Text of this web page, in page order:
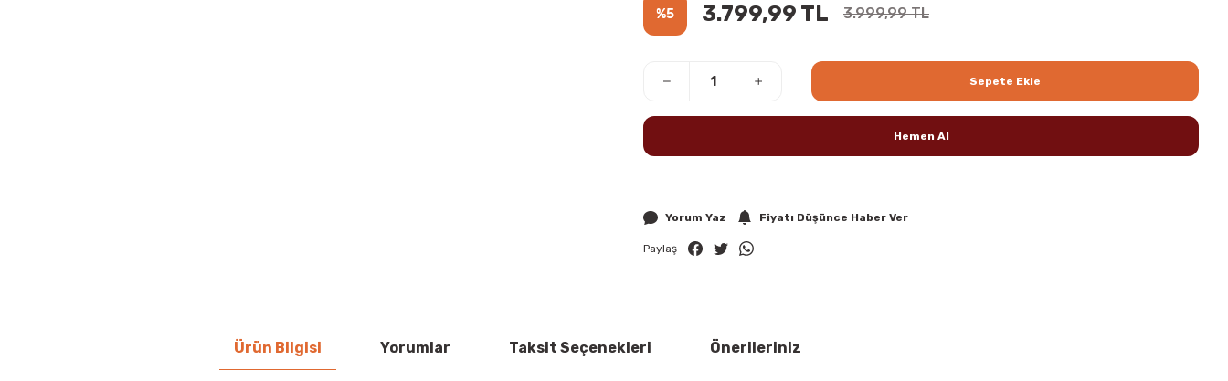
%5 3.799,99 TL 3.999,99 TL
Sepete Ekle
Hemen Al
Yorum Yaz Fiyatı Düşünce Haber Ver
Paylaş
Ürün Bilgisi Yorumlar Taksit Seçenekleri Önerileriniz